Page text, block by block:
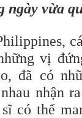
ngày vừa
vị
đã có
nhận
có thể